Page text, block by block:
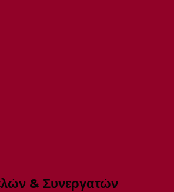
& Συνεργατών